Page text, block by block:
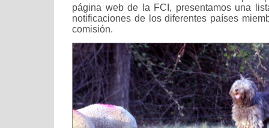
página web de la FCI, presentamos una
notificaciones de los diferentes países
comisión.